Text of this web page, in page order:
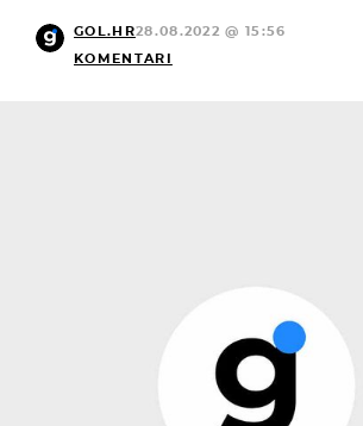
GOL.HR28.08.2022 @ 15:56
KOMENTARI